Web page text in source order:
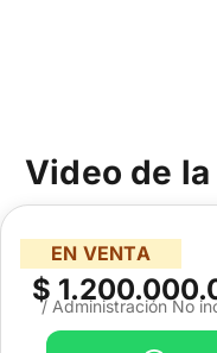
Video de
EN VENTA
$/ Administración No